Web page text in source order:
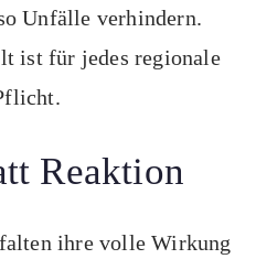
Unfälle verhindern.
ist für jedes regionale
Reaktion
ihre volle Wirkung